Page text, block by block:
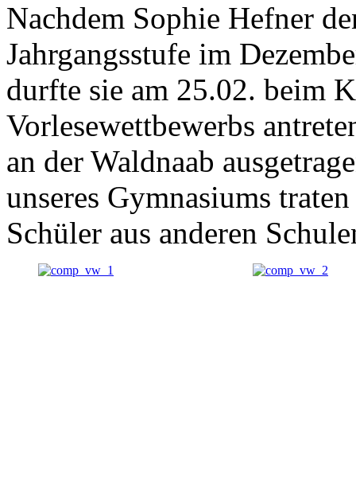
Nachdem Sophie Hefner
Jahrgangsstufe im
durfte sie am 25.02. beim
Vorlesewettbewerbs
an der Waldnaab
unseres Gymnasiums
Schüler aus anderen